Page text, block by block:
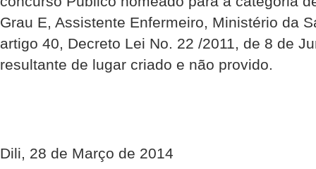
Grau E, Assistente Enfermeiro, Ministério da
artigo 40, Decreto Lei No. 22 /2011, de 8 de
resultante de lugar criado e não provido.
Dili, 28 de Março de 2014